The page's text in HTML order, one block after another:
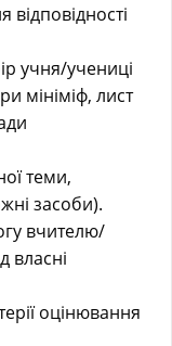
учня/учениці
мініміф, лист
теми,
засоби).
вчителю/
власні
оцінювання